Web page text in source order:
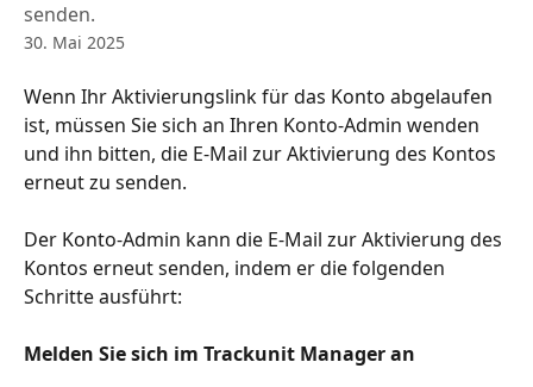
senden.
30. Mai 2025
Wenn Ihr Aktivierungslink für das Konto abgelaufen
ist, müssen Sie sich an Ihren Konto-Admin wenden
und ihn bitten, die E-Mail zur Aktivierung des Kontos
erneut zu senden.
Der Konto-Admin kann die E-Mail zur Aktivierung des
Kontos erneut senden, indem er die folgenden
Schritte ausführt:
Melden Sie sich im Trackunit Manager an